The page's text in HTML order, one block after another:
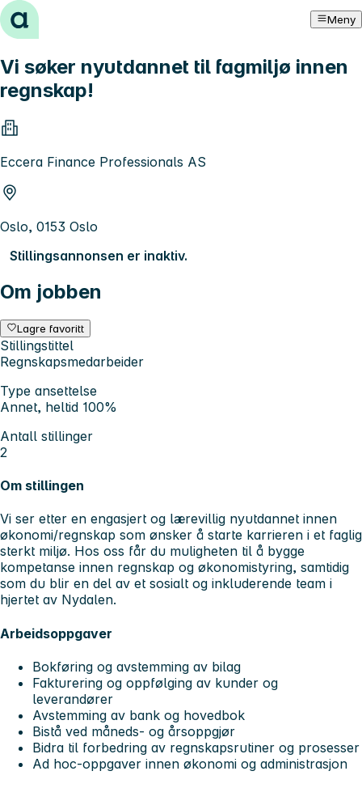
Hopp til innhold Meny
Vi søker nyutdannet til fagmiljø innen
regnskap!
Eccera Finance Professionals AS
Oslo, 0153 Oslo
Stillingsannonsen er inaktiv.
Om jobben
Lagre favoritt
Stillingstittel
Regnskapsmedarbeider
Type ansettelse
Annet, heltid 100%
Antall stillinger
2
Om stillingen
Vi ser etter en engasjert og lærevillig nyutdannet innen
økonomi/regnskap som ønsker å starte karrieren i et faglig
sterkt miljø. Hos oss får du muligheten til å bygge
kompetanse innen regnskap og økonomistyring, samtidig
som du blir en del av et sosialt og inkluderende team i
hjertet av Nydalen.
Arbeidsoppgaver
Bokføring og avstemming av bilag
Fakturering og oppfølging av kunder og
leverandører
Avstemming av bank og hovedbok
Bistå ved måneds- og årsoppgjør
Bidra til forbedring av regnskapsrutiner og prosesser
Ad hoc-oppgaver innen økonomi og administrasjon